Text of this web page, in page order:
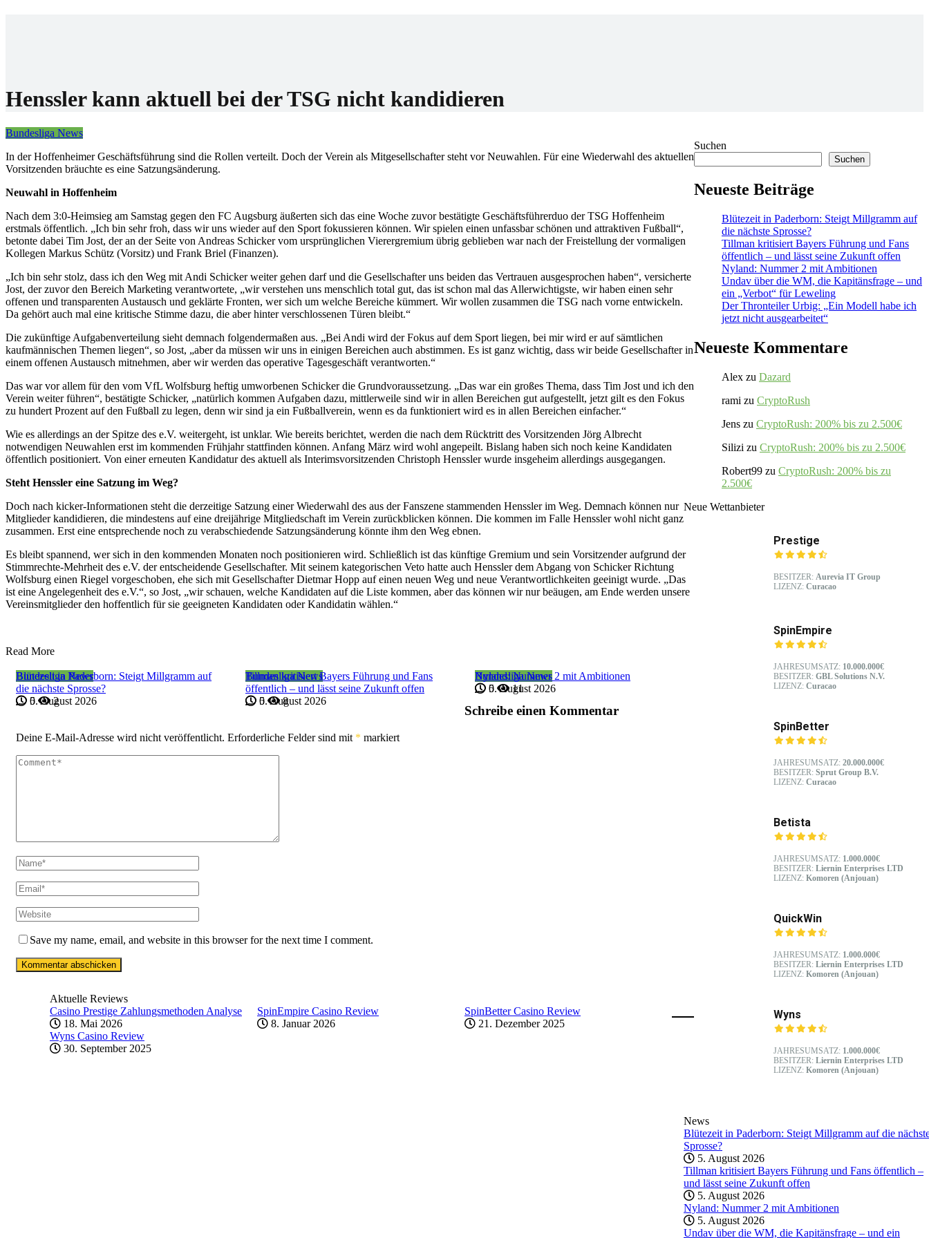
Henssler kann aktuell bei der TSG nicht kandidieren
Bundesliga News
In der Hoffenheimer Geschäftsführung sind die Rollen verteilt. Doch der Verein als Mitgesellschafter steht vor Neuwahlen. Für eine Wiederwahl des aktuellen
Vorsitzenden bräuchte es eine Satzungsänderung.
Neuwahl in Hoffenheim
Nach dem 3:0-Heimsieg am Samstag gegen den FC Augsburg äußerten sich das eine Woche zuvor bestätigte Geschäftsführerduo der TSG Hoffenheim
erstmals öffentlich. „Ich bin sehr froh, dass wir uns wieder auf den Sport fokussieren können. Wir spielen einen unfassbar schönen und attraktiven Fußball“,
betonte dabei Tim Jost, der an der Seite von Andreas Schicker vom ursprünglichen Vierergremium übrig geblieben war nach der Freistellung der vormaligen
Kollegen Markus Schütz (Vorsitz) und Frank Briel (Finanzen).
„Ich bin sehr stolz, dass ich den Weg mit Andi Schicker weiter gehen darf und die Gesellschafter uns beiden das Vertrauen ausgesprochen haben“, versicherte
Jost, der zuvor den Bereich Marketing verantwortete, „wir verstehen uns menschlich total gut, das ist schon mal das Allerwichtigste, wir haben einen sehr
offenen und transparenten Austausch und geklärte Fronten, wer sich um welche Bereiche kümmert. Wir wollen zusammen die TSG nach vorne entwickeln.
Da gehört auch mal eine kritische Stimme dazu, die aber hinter verschlossenen Türen bleibt.“
Die zukünftige Aufgabenverteilung sieht demnach folgendermaßen aus. „Bei Andi wird der Fokus auf dem Sport liegen, bei mir wird er auf sämtlichen
kaufmännischen Themen liegen“, so Jost, „aber da müssen wir uns in einigen Bereichen auch abstimmen. Es ist ganz wichtig, dass wir beide Gesellschafter in
einem offenen Austausch mitnehmen, aber wir werden das operative Tagesgeschäft verantworten.“
Das war vor allem für den vom VfL Wolfsburg heftig umworbenen Schicker die Grundvoraussetzung. „Das war ein großes Thema, dass Tim Jost und ich den
Verein weiter führen“, bestätigte Schicker, „natürlich kommen Aufgaben dazu, mittlerweile sind wir in allen Bereichen gut aufgestellt, jetzt gilt es den Fokus
zu hundert Prozent auf den Fußball zu legen, denn wir sind ja ein Fußballverein, wenn es da funktioniert wird es in allen Bereichen einfacher.“
Wie es allerdings an der Spitze des e.V. weitergeht, ist unklar. Wie bereits berichtet, werden die nach dem Rücktritt des Vorsitzenden Jörg Albrecht
notwendigen Neuwahlen erst im kommenden Frühjahr stattfinden können. Anfang März wird wohl angepeilt. Bislang haben sich noch keine Kandidaten
öffentlich positioniert. Von einer erneuten Kandidatur des aktuell als Interimsvorsitzenden Christoph Henssler wurde insgeheim allerdings ausgegangen.
Steht Henssler eine Satzung im Weg?
Doch nach kicker-Informationen steht die derzeitige Satzung einer Wiederwahl des aus der Fanszene stammenden Henssler im Weg. Demnach können nur
Mitglieder kandidieren, die mindestens auf eine dreijährige Mitgliedschaft im Verein zurückblicken können. Die kommen im Falle Henssler wohl nicht ganz
zusammen. Erst eine entsprechende noch zu verabschiedende Satzungsänderung könnte ihm den Weg ebnen.
Es bleibt spannend, wer sich in den kommenden Monaten noch positionieren wird. Schließlich ist das künftige Gremium und sein Vorsitzender aufgrund der
Stimmrechte-Mehrheit des e.V. der entscheidende Gesellschafter. Mit seinem kategorischen Veto hatte auch Henssler dem Abgang von Schicker Richtung
Wolfsburg einen Riegel vorgeschoben, ehe sich mit Gesellschafter Dietmar Hopp auf einen neuen Weg und neue Verantwortlichkeiten geeinigt wurde. „Das
ist eine Angelegenheit des e.V.“, so Jost, „wir schauen, welche Kandidaten auf die Liste kommen, aber das können wir nur beäugen, am Ende werden unsere
Vereinsmitglieder den hoffentlich für sie geeigneten Kandidaten oder Kandidatin wählen.“
Read More
Bundesliga News
Blütezeit in Paderborn: Steigt Millgramm auf
die nächste Sprosse?
5. August 2026
0 2
Bundesliga News
Tillman kritisiert Bayers Führung und Fans
öffentlich – und lässt seine Zukunft offen
5. August 2026
0 8
Bundesliga News
Nyland: Nummer 2 mit Ambitionen
5. August 2026
0 11
Schreibe einen Kommentar
Deine E-Mail-Adresse wird nicht veröffentlicht. Erforderliche Felder sind mit * markiert
Save my name, email, and website in this browser for the next time I comment.
Suchen
Suchen
Neueste Beiträge
Blütezeit in Paderborn: Steigt Millgramm auf
die nächste Sprosse?
Tillman kritisiert Bayers Führung und Fans
öffentlich – und lässt seine Zukunft offen
Nyland: Nummer 2 mit Ambitionen
Undav über die WM, die Kapitänsfrage – und
ein „Verbot“ für Leweling
Der Thronteiler Urbig: „Ein Modell habe ich
jetzt nicht ausgearbeitet“
Neueste Kommentare
Alex zu Dazard
rami zu CryptoRush
Jens zu CryptoRush: 200% bis zu 2.500€
Silizi zu CryptoRush: 200% bis zu 2.500€
Robert99 zu CryptoRush: 200% bis zu
2.500€
Neue Wettanbieter
Prestige
BESITZER: Aurevia IT Group
LIZENZ: Curacao
SpinEmpire
JAHRESUMSATZ: 10.000.000€
BESITZER: GBL Solutions N.V.
LIZENZ: Curacao
SpinBetter
JAHRESUMSATZ: 20.000.000€
BESITZER: Sprut Group B.V.
LIZENZ: Curacao
Betista
JAHRESUMSATZ: 1.000.000€
BESITZER: Liernin Enterprises LTD
LIZENZ: Komoren (Anjouan)
QuickWin
JAHRESUMSATZ: 1.000.000€
BESITZER: Liernin Enterprises LTD
LIZENZ: Komoren (Anjouan)
Wyns
JAHRESUMSATZ: 1.000.000€
BESITZER: Liernin Enterprises LTD
LIZENZ: Komoren (Anjouan)
News
Blütezeit in Paderborn: Steigt Millgramm auf die
Sprosse?
5. August 2026
Tillman kritisiert Bayers Führung und Fans öffentlich –
und lässt seine Zukunft offen
5. August 2026
Nyland: Nummer 2 mit Ambitionen
5. August 2026
Undav über die WM, die Kapitänsfrage – und ein
Aktuelle Reviews
Casino Prestige Zahlungsmethoden Analyse
18. Mai 2026
SpinEmpire Casino Review
8. Januar 2026
SpinBetter Casino Review
21. Dezember 2025
Wyns Casino Review
30. September 2025